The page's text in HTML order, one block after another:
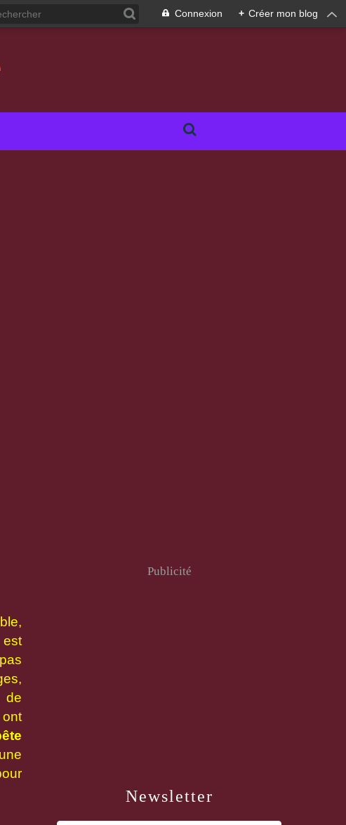
Connexion + Créer mon blog
de
Newsletter
Publicité